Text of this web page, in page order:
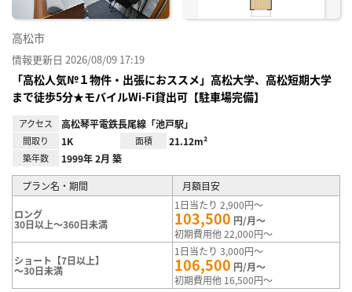
高松市
情報更新日 2026/08/09 17:19
「高松人気№１物件・出張におススメ」高松大学、高松短期大学
まで徒歩5分★モバイルWi-Fi貸出可【駐車場完備】
アクセス 高松琴平電鉄長尾線「池戸駅」
間取り 1K 面積 21.12m²
築年数 1999年 2月 築
プラン名・期間 月額目安
ロング
30日以上～360日未満
1日当たり 2,900円～
103,500 円/月～
初期費用他 22,000円～
ショート【7日以上】
～30日未満
1日当たり 3,000円～
106,500 円/月～
初期費用他 16,500円～